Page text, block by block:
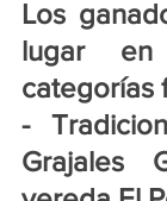
Los
lugar en
categorías
-
Grajales